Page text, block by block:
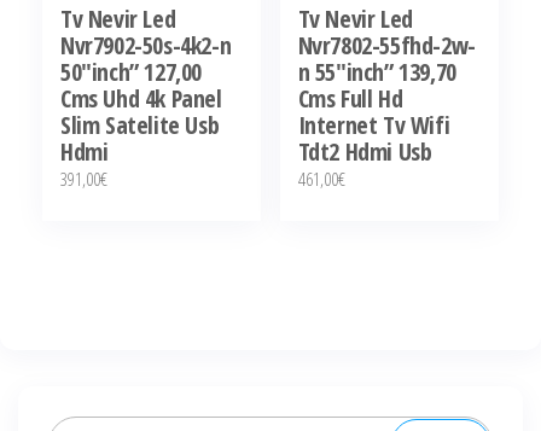
Tv Nevir Led
Nvr7902-50s-4k2-n
50″inch” 127,00
Cms Uhd 4k Panel
Slim Satelite Usb
Hdmi
391,00€
Tv Nevir Led
Nvr7802-55fhd-2w-
n 55″inch” 139,70
Cms Full Hd
Internet Tv Wifi
Tdt2 Hdmi Usb
461,00€